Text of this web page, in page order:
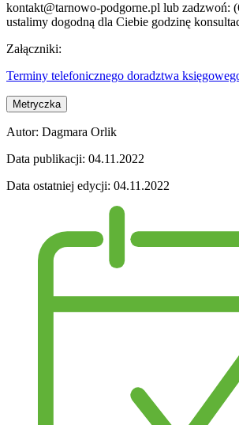
kontakt@tarnowo-podgorne.pl lub zadzwoń:
ustalimy dogodną dla Ciebie godzinę
Załączniki:
Terminy telefonicznego doradztwa
Metryczka
Autor: Dagmara Orlik
Data publikacji: 04.11.2022
Data ostatniej edycji: 04.11.2022